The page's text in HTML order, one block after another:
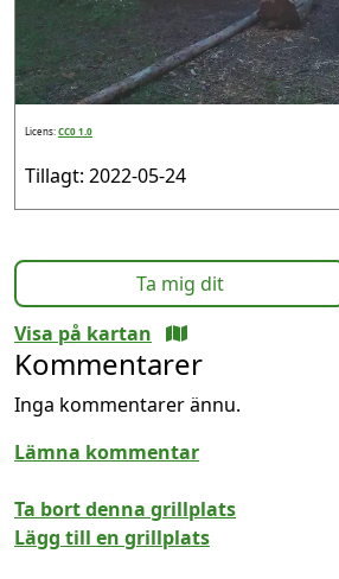
Licens:CC0 1.0
Tillagt: 2022-05-24
Ta mig dit
Visa på kartan
Kommentarer
Inga kommentarer ännu.
Lämna kommentar
Ta bort denna grillplats
Lägg till en grillplats